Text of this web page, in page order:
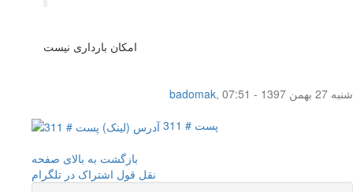
امکان بارداری نیست
badomak,
شنبه 27 بهمن 1397 - 07:51
پست # 311
بازگشت به بالای صفحه
نقل قول اشتراک در تلگرام